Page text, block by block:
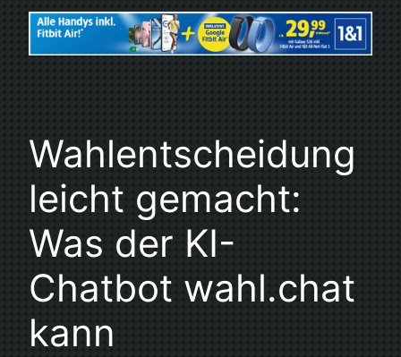
Wahlentscheidung
leicht gemacht:
Was der KI-
Chatbot wahl.chat
kann